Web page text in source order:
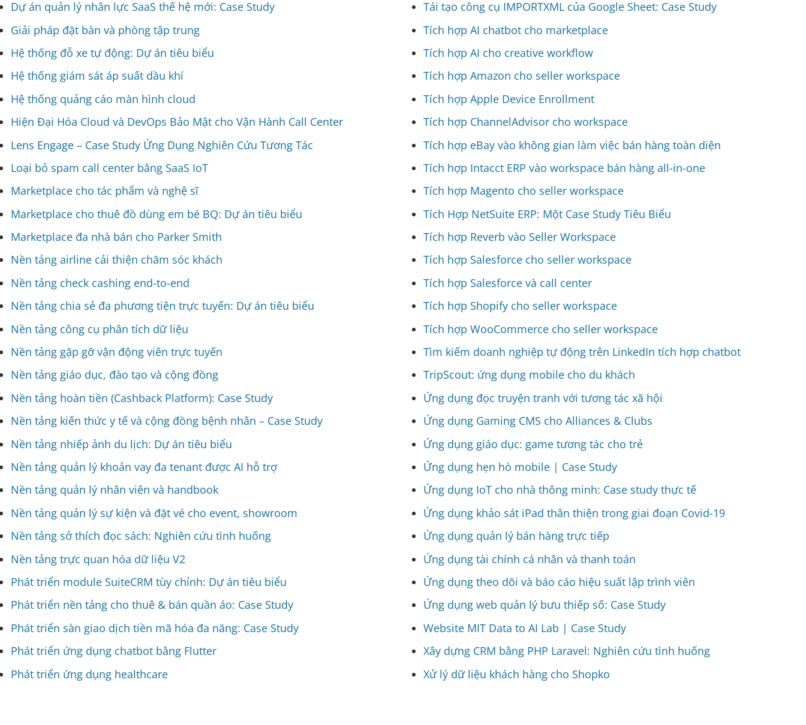
Dự án quản lý nhân lực SaaS thế hệ mới: Case Study
Giải pháp đặt bàn và phòng tập trung
Hệ thống đỗ xe tự động: Dự án tiêu biểu
Hệ thống giám sát áp suất dầu khí
Hệ thống quảng cáo màn hình cloud
Hiện Đại Hóa Cloud và DevOps Bảo Mật cho Vận Hành Call Center
Lens Engage – Case Study Ứng Dụng Nghiên Cứu Tương Tác
Loại bỏ spam call center bằng SaaS IoT
Marketplace cho tác phẩm và nghệ sĩ
Marketplace cho thuê đồ dùng em bé BQ: Dự án tiêu biểu
Marketplace đa nhà bán cho Parker Smith
Nền tảng airline cải thiện chăm sóc khách
Nền tảng check cashing end-to-end
Nền tảng chia sẻ đa phương tiện trực tuyến: Dự án tiêu biểu
Nền tảng công cụ phân tích dữ liệu
Nền tảng gặp gỡ vận động viên trực tuyến
Nền tảng giáo dục, đào tạo và cộng đồng
Nền tảng hoàn tiền (Cashback Platform): Case Study
Nền tảng kiến thức y tế và cộng đồng bệnh nhân – Case Study
Nền tảng nhiếp ảnh du lịch: Dự án tiêu biểu
Nền tảng quản lý khoản vay đa tenant được AI hỗ trợ
Nền tảng quản lý nhân viên và handbook
Nền tảng quản lý sự kiện và đặt vé cho event, showroom
Nền tảng sở thích đọc sách: Nghiên cứu tình huống
Nền tảng trực quan hóa dữ liệu V2
Phát triển module SuiteCRM tùy chỉnh: Dự án tiêu biểu
Phát triển nền tảng cho thuê & bán quần áo: Case Study
Phát triển sàn giao dịch tiền mã hóa đa năng: Case Study
Phát triển ứng dụng chatbot bằng Flutter
Phát triển ứng dụng healthcare
Tái tạo công cụ IMPORTXML của Google Sheet: Case Study
Tích hợp AI chatbot cho marketplace
Tích hợp AI cho creative workflow
Tích hợp Amazon cho seller workspace
Tích hợp Apple Device Enrollment
Tích hợp ChannelAdvisor cho workspace
Tích hợp eBay vào không gian làm việc bán hàng toàn diện
Tích hợp Intacct ERP vào workspace bán hàng all-in-one
Tích hợp Magento cho seller workspace
Tích Hợp NetSuite ERP: Một Case Study Tiêu Biểu
Tích hợp Reverb vào Seller Workspace
Tích hợp Salesforce cho seller workspace
Tích hợp Salesforce và call center
Tích hợp Shopify cho seller workspace
Tích hợp WooCommerce cho seller workspace
Tìm kiếm doanh nghiệp tự động trên LinkedIn tích hợp chatbot
TripScout: ứng dụng mobile cho du khách
Ứng dụng đọc truyện tranh với tương tác xã hội
Ứng dụng Gaming CMS cho Alliances & Clubs
Ứng dụng giáo dục: game tương tác cho trẻ
Ứng dụng hẹn hò mobile | Case Study
Ứng dụng IoT cho nhà thông minh: Case study thực tế
Ứng dụng khảo sát iPad thân thiện trong giai đoạn Covid-19
Ứng dụng quản lý bán hàng trực tiếp
Ứng dụng tài chính cá nhân và thanh toán
Ứng dụng theo dõi và báo cáo hiệu suất lập trình viên
Ứng dụng web quản lý bưu thiếp số: Case Study
Website MIT Data to AI Lab | Case Study
Xây dựng CRM bằng PHP Laravel: Nghiên cứu tình huống
Xử lý dữ liệu khách hàng cho Shopko